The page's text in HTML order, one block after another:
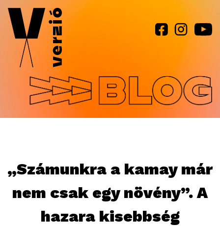
Jump to navigation
„Számunkra a kamay már
nem csak egy növény”. A
hazara kisebbség